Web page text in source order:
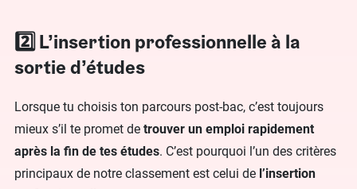
2️⃣ L’insertion professionnelle à la
sortie d’études
Lorsque tu choisis ton parcours post-bac, c’est toujours
mieux s’il te promet de trouver un emploi rapidement
après la fin de tes études. C’est pourquoi l’un des critères
principaux de notre classement est celui de l’insertion